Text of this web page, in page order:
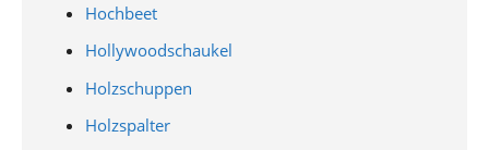
Hochbeet
Hollywoodschaukel
Holzschuppen
Holzspalter